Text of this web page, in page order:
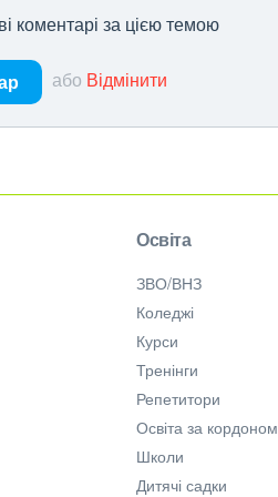
коментарі за цією темою
або Відмінити
Освіта
ЗВО/ВНЗ
Коледжі
Курси
Тренінги
Репетитори
Освіта за кордоном
Школи
Дитячі садки